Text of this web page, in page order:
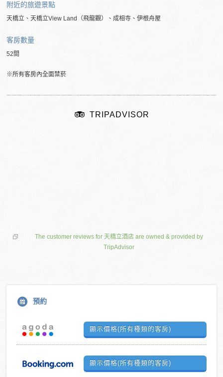
附近的旅遊景點
天橋立、天橋立View Land（飛龍觀）、成相寺、伊根舟屋
客房數量
52間
※所有客房內全面禁菸
TRIPADVISOR
The customer reviews for 天橋立酒店 are owned & provided by
TripAdvisor
預約
顯示價格(所有種類的客房)
顯示價格(所有種類的客房)